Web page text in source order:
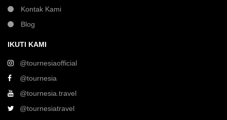
Kontak Kami
Blog
IKUTI KAMI
@tournesiaofficial
@tournesia
@tournesia.travel
@tournesiatravel